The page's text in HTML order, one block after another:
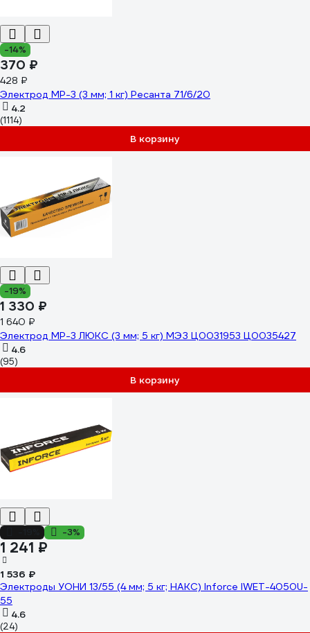
-14%
370 ₽
428 ₽
Электрод МР-3 (3 мм; 1 кг) Ресанта 71/6/20
4.2
(1114)
В корзину
-19%
1 330 ₽
1 640 ₽
Электрод МР-3 ЛЮКС (3 мм; 5 кг) МЭЗ Ц0031953 Ц0035427
4.6
(95)
В корзину
-3%
1 241 ₽
1 536 ₽
Электроды УОНИ 13/55 (4 мм; 5 кг; НАКС) Inforce IWET-4050U-
55
4.6
(24)